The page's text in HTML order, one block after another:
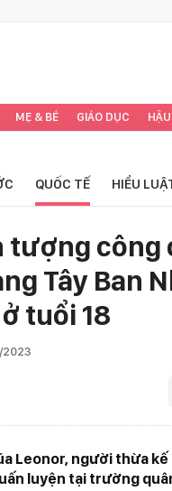
MẸ & BÉ GIÁO DỤC
QUỐC TẾ HIỂU
tượng
Tây Ban
tuổi 18
2023
Leonor, người thừa
luyện tại trường